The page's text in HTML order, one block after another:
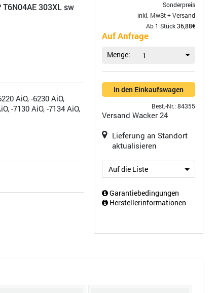
303XL sw
AiO, -6230 AiO,
-7130 AiO, -7134 AiO,
Sonderpreis
inkl. MwSt +Versand
Ab 1 Stück36,88€
Auf Anfrage
Menge: 1
In den Einkaufswagen
Best.-Nr.: 84355
Versand Wacker 24
Lieferung an Standort
aktualisieren
Auf die Liste
Garantiebedingungen
Herstellerinformationen